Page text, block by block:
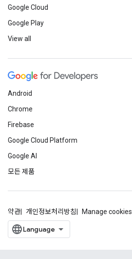
Google Cloud
Google Play
View all
Android
Chrome
Firebase
Google Cloud Platform
Google AI
모든 제품
약관 개인정보처리방침 Manage cookies